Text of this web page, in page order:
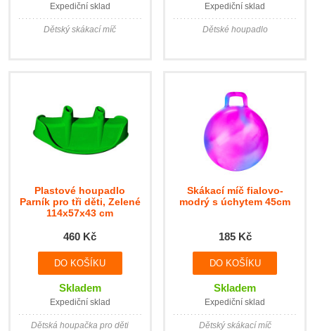
Expediční sklad
Dětský skákací míč
Expediční sklad
Dětské houpadlo
Plastové houpadlo
Parník pro tři děti, Zelené
114x57x43 cm
460 Kč
Skladem
Expediční sklad
Dětská houpačka pro děti
Skákací míč fialovo-
modrý s úchytem 45cm
185 Kč
Skladem
Expediční sklad
Dětský skákací míč